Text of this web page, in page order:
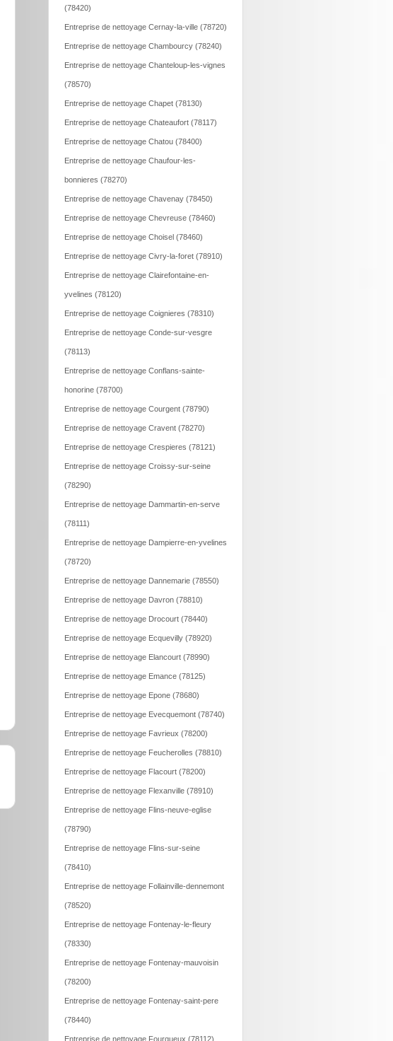
(78420)
Entreprise de nettoyage Cernay-la-ville (78720)
Entreprise de nettoyage Chambourcy (78240)
Entreprise de nettoyage Chanteloup-les-vignes
(78570)
Entreprise de nettoyage Chapet (78130)
Entreprise de nettoyage Chateaufort (78117)
Entreprise de nettoyage Chatou (78400)
Entreprise de nettoyage Chaufour-les-
bonnieres (78270)
Entreprise de nettoyage Chavenay (78450)
Entreprise de nettoyage Chevreuse (78460)
Entreprise de nettoyage Choisel (78460)
Entreprise de nettoyage Civry-la-foret (78910)
Entreprise de nettoyage Clairefontaine-en-
yvelines (78120)
Entreprise de nettoyage Coignieres (78310)
Entreprise de nettoyage Conde-sur-vesgre
(78113)
Entreprise de nettoyage Conflans-sainte-
honorine (78700)
Entreprise de nettoyage Courgent (78790)
Entreprise de nettoyage Cravent (78270)
Entreprise de nettoyage Crespieres (78121)
Entreprise de nettoyage Croissy-sur-seine
(78290)
Entreprise de nettoyage Dammartin-en-serve
(78111)
Entreprise de nettoyage Dampierre-en-yvelines
(78720)
Entreprise de nettoyage Dannemarie (78550)
Entreprise de nettoyage Davron (78810)
Entreprise de nettoyage Drocourt (78440)
Entreprise de nettoyage Ecquevilly (78920)
Entreprise de nettoyage Elancourt (78990)
Entreprise de nettoyage Emance (78125)
Entreprise de nettoyage Epone (78680)
Entreprise de nettoyage Evecquemont (78740)
Entreprise de nettoyage Favrieux (78200)
Entreprise de nettoyage Feucherolles (78810)
Entreprise de nettoyage Flacourt (78200)
Entreprise de nettoyage Flexanville (78910)
Entreprise de nettoyage Flins-neuve-eglise
(78790)
Entreprise de nettoyage Flins-sur-seine
(78410)
Entreprise de nettoyage Follainville-dennemont
(78520)
Entreprise de nettoyage Fontenay-le-fleury
(78330)
Entreprise de nettoyage Fontenay-mauvoisin
(78200)
Entreprise de nettoyage Fontenay-saint-pere
(78440)
Entreprise de nettoyage Fourqueux (78112)